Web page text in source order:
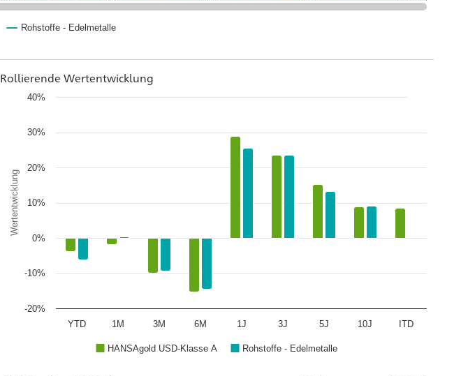
Rohstoffe - Edelmetalle
Rollierende Wertentwicklung
Wertentwicklung
HANSAgold USD-Klasse A Rohstoffe - Edelmetalle
YTD 1M 3M 6M 1J 3J 5J 10J ITD
-20%
-10%
0%
10%
20%
30%
40%